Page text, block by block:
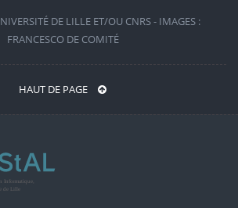
DE LILLE ET/OU CNRS - IMAGES :
FRANCESCO DE COMITÉ
HAUT DE PAGE